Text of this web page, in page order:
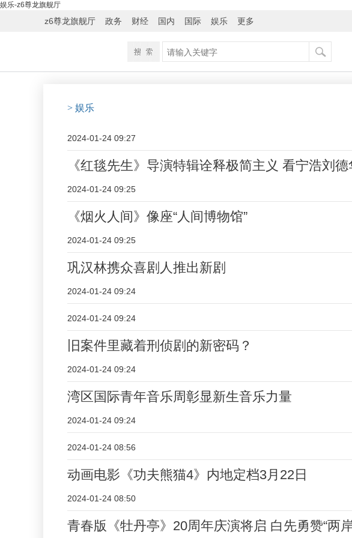
娱乐-z6尊龙旗舰厅
z6尊龙旗舰厅 政务 财经 国内 国际 娱乐 更多
> 娱乐
2024-01-24 09:27
《红毯先生》导演特辑诠释极简主义 看宁浩刘德
2024-01-24 09:25
《烟火人间》像座“人间博物馆”
2024-01-24 09:25
巩汉林携众喜剧人推出新剧
2024-01-24 09:24
2024-01-24 09:24
旧案件里藏着刑侦剧的新密码？
2024-01-24 09:24
湾区国际青年音乐周彰显新生音乐力量
2024-01-24 09:24
2024-01-24 08:56
动画电影《功夫熊猫4》内地定档3月22日
2024-01-24 08:50
青春版《牡丹亭》20周年庆演将启 白先勇赞“两